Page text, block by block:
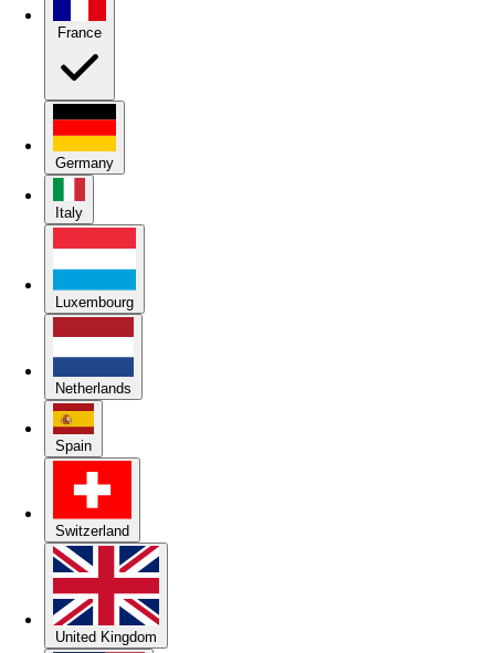
Germany
Italy
Luxembourg
Netherlands
Spain
Switzerland
United Kingdom